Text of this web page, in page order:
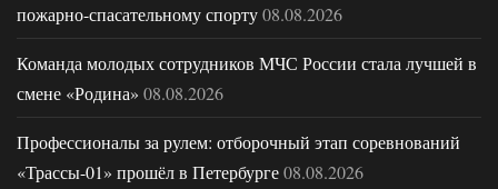
пожарно-спасательному спорту08.08.2026
Команда молодых сотрудников МЧС России стала лучшей в
смене «Родина» 08.08.2026
Профессионалы за рулем: отборочный этап соревнований
«Трассы-01» прошёл в Петербурге08.08.2026